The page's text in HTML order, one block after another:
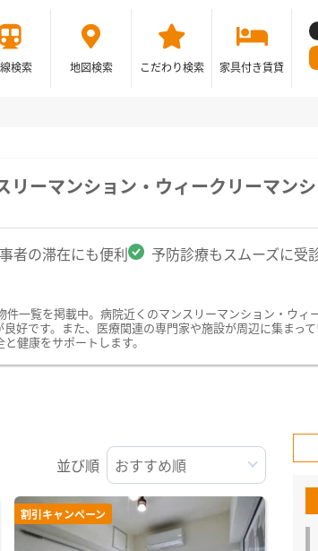
検索 地図検索 こだわり検索 家具付き賃貸
ーマンション・ウィークリーマン
者の滞在にも便利 予防診療もスムーズに受
一覧を掲載中。病院近くのマンスリーマンション・ウィ
好です。また、医療関連の専門家や施設が周辺に集まっ
健康をサポートします。
並び順
割引キャンペーン